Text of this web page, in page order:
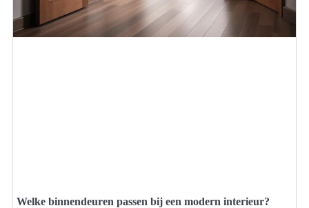
Welke binnendeuren passen bij een modern interieur?